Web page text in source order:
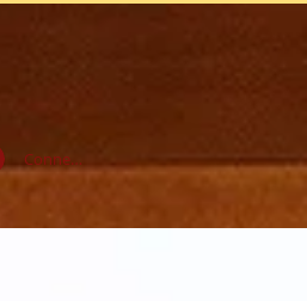
Connexion